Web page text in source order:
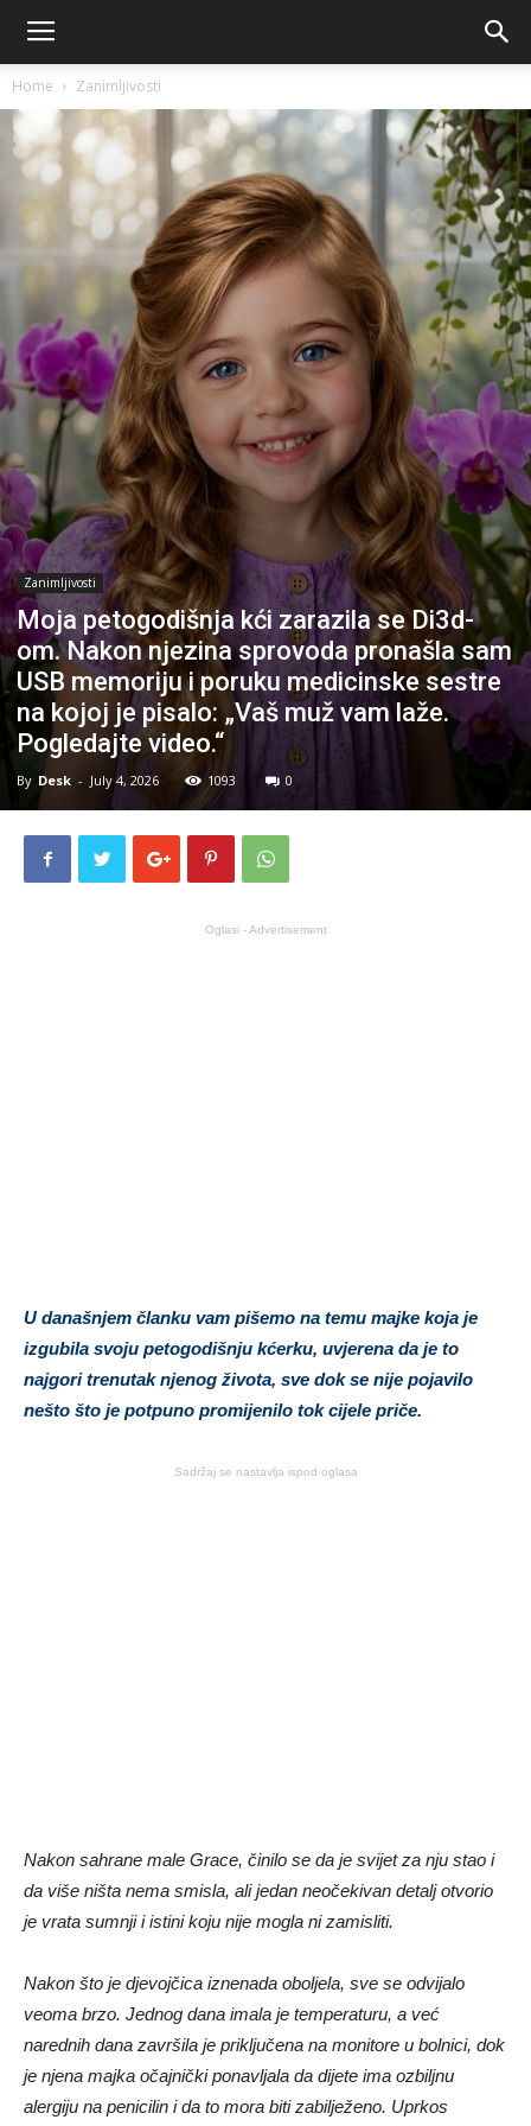
Home Zanimljivosti
Zanimljivosti
Moja petogodišnja kći zarazila se Di3d-
om. Nakon njezina sprovoda pronašla sam
USB memoriju i poruku medicinske sestre
na kojoj je pisalo: „Vaš muž vam laže.
Pogledajte video.“
By Desk - July 4, 2026 1093 0
Oglasi - Advertisement
U današnjem članku vam pišemo na temu majke koja je
izgubila svoju petogodišnju kćerku, uvjerena da je to
najgori trenutak njenog života, sve dok se nije pojavilo
nešto što je potpuno promijenilo tok cijele priče.
Sadržaj se nastavlja ispod oglasa
Nakon sahrane male Grace, činilo se da je svijet za nju stao i
da više ništa nema smisla, ali jedan neočekivan detalj otvorio
je vrata sumnji i istini koju nije mogla ni zamisliti.
Nakon što je djevojčica iznenada oboljela, sve se odvijalo
veoma brzo. Jednog dana imala je temperaturu, a već
narednih dana završila je priključena na monitore u bolnici, dok
je njena majka očajnički ponavljala da dijete ima ozbiljnu
alergiju na penicilin i da to mora biti zabilježeno. Uprkos